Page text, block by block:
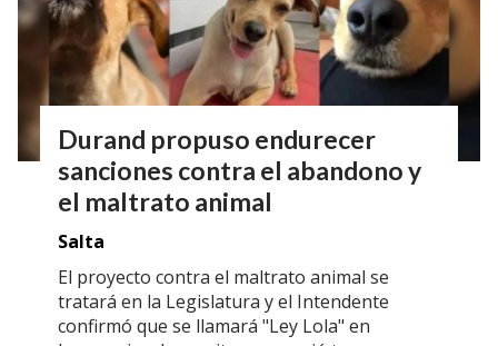
Durand propuso endurecer
sanciones contra el abandono y
el maltrato animal
Salta
El proyecto contra el maltrato animal se
tratará en la Legislatura y el Intendente
confirmó que se llamará "Ley Lola" en